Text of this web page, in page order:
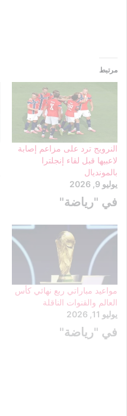
مرتبط
النرويج ترد على مزاعم إصابة
لاعبيها قبل لقاء إنجلترا
بالمونديال
يوليو 9, 2026
في "رياضة"
مواعيد مباراتي ربع نهائي كأس
العالم والقنوات الناقلة
يوليو 11, 2026
في "رياضة"